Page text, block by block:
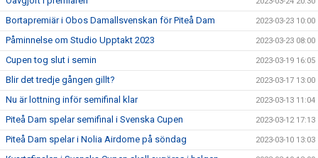
Bortapremiär i Obos Damallsvenskan för Piteå Dam 2023-03-23 10:00
Påminnelse om Studio Upptakt 2023 2023-03-23 08:00
Cupen tog slut i semin 2023-03-19 16:05
Blir det tredje gången gillt? 2023-03-17 13:00
Nu är lottning inför semifinal klar 2023-03-13 11:04
Piteå Dam spelar semifinal i Svenska Cupen 2023-03-12 17:13
Piteå Dam spelar i Nolia Airdome på söndag 2023-03-10 13:03